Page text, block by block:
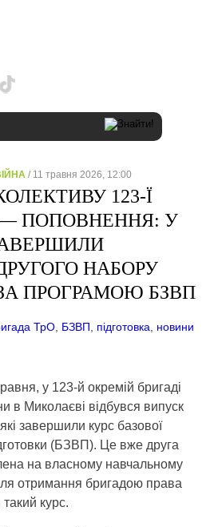
/ 11 травня 2026, 12:00
123-Ї
— ПОПОВНЕННЯ: У
НАБОРУ
ПРОГРАМОЮ БЗВП
ТрО БЗВП підготовка новини
у 123-й окремій бригаді
в Миколаєві відбувся випуск
завершили курс базової
(БЗВП). Це вже друга
на власному навчальному
отримання бригадою права
курс.